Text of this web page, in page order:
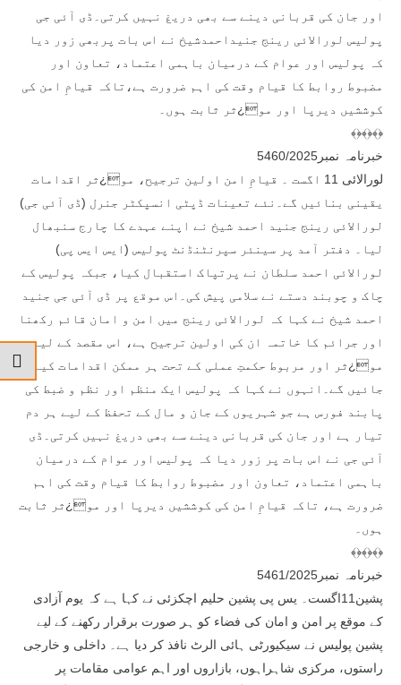
اور جان کی قربانی دینے سے بھی دریغ نہیں کرتی۔ڈی آئی جی
پولیس لورالائی رینج جنیداحمدشیخ نے اس بات پربھی زور دیا
کہ پولیس اور عوام کے درمیان باہمی اعتماد، تعاون اور
مضبوط روابط کا قیام وقت کی اہم ضرورت ہے،تاکہ قیامِ امن کی
کوششیں دیرپا اور مو¿ثر ثابت ہوں۔
﴾﴿﴾﴿﴾﴿
خبرنامہ نمبر5460/2025
لورالائی 11 اگست ۔ قیامِ امن اولین ترجیح، مو¿ثر اقدامات
یقینی بنائیں گے۔نئے تعینات ڈپٹی انسپکٹر جنرل (ڈی آئی جی)
لورالائی رینج جنید احمد شیخ نے اپنے عہدے کا چارج سنبھال
لیا۔ دفتر آمد پر سینئر سپرنٹنڈنٹ پولیس (ایس ایس پی)
لورالائی احمد سلطان نے پرتپاک استقبال کیا، جبکہ پولیس کے
چاک و چوبند دستے نے سلامی پیش کی۔اس موقع پر ڈی آئی جی جنید
احمد شیخ نے کہا کہ لورالائی رینج میں امن و امان قائم رکھنا
اور جرائم کا خاتمہ ان کی اولین ترجیح ہے، اس مقصد کے لیے
مو¿ثر اور مربوط حکمتِ عملی کے تحت ہر ممکن اقدامات کیے
جائیں گے۔انہوں نے کہا کہ پولیس ایک منظم اور نظم و ضبط کی
پابند فورس ہے جو شہریوں کے جان و مال کے تحفظ کے لیے ہر دم
تیار ہے اور جان کی قربانی دینے سے بھی دریغ نہیں کرتی۔ڈی
آئی جی نے اس بات پر زور دیا کہ پولیس اور عوام کے درمیان
باہمی اعتماد، تعاون اور مضبوط روابط کا قیام وقت کی اہم
ضرورت ہے، تاکہ قیامِ امن کی کوششیں دیرپا اور مو¿ثر ثابت
ہوں۔
﴾﴿﴾﴿﴾﴿
خبرنامہ نمبر5461/2025
پشین11اگست۔ یس پی پشین حلیم اچکزئی نے کہا ہے کہ یوم آزادی
کے موقع پر امن و امان کی فضاء کو ہر صورت برقرار رکھنے کے لیے
پشین پولیس نے سیکیورٹی ہائی الرٹ نافذ کر دیا ہے۔ داخلی و خارجی
راستوں، مرکزی شاہراہوں، بازاروں اور اہم عوامی مقامات پر